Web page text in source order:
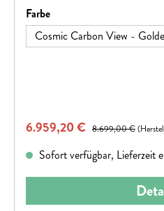
Farbeauswählen
Cosmic Carbon View -
Verkaufspreis:
6.959,20 € Regulärer Preis:
8.699,00 €
Sofort verfügbar, Lieferzeit